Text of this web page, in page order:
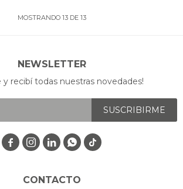
MOSTRANDO 13DE 13
CONTACTO
NEWSLETTER
y recibí todas nuestras novedades!
SUSCRIBIRME
   